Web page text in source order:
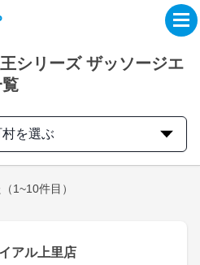
シリーズ ザッソージエ
を選ぶ
（1~10件目）
アル上里店